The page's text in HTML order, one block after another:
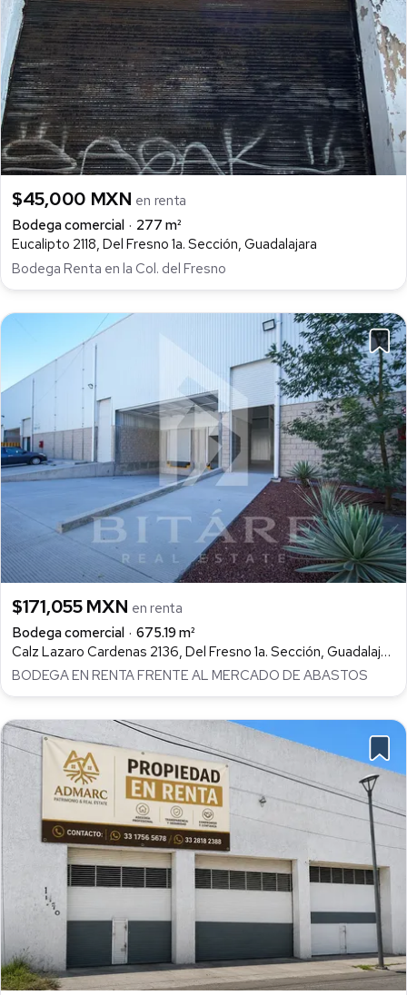
$45,000 MXN en renta
Bodega comercial
277 m²
Eucalipto 2118, Del Fresno 1a. Sección, Guadalajara
Bodega Renta en la Col. del Fresno
$171,055 MXN en renta
Bodega comercial
675.19 m²
Calz Lazaro Cardenas 2136, Del Fresno 1a. Sección, Guadalajara
BODEGA EN RENTA FRENTE AL MERCADO DE ABASTOS